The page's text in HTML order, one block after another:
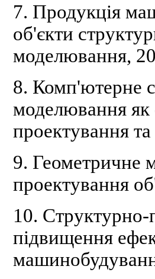
7. Продукція
об'єкти
моделювання,
8. Комп'ютерне
моделювання як
проектування
9. Геометричне
проектування
10. Структурно-
підвищення